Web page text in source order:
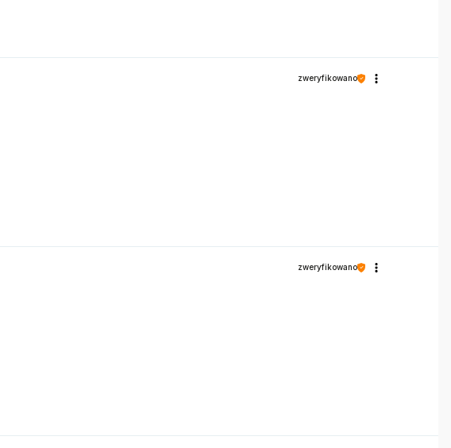
zweryfikowano
zweryfikowano